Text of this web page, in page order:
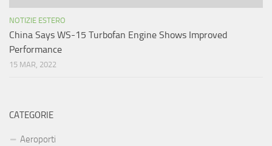
NOTIZIE ESTERO
China Says WS-15 Turbofan Engine Shows Improved
Performance
15 MAR, 2022
CATEGORIE
Aeroporti